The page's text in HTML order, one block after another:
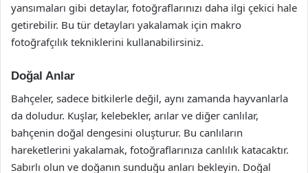
yansımaları gibi detaylar, fotoğraflarınızı daha ilgi çekici hale
getirebilir. Bu tür detayları yakalamak için makro
fotoğrafçılık tekniklerini kullanabilirsiniz.
Doğal Anlar
Bahçeler, sadece bitkilerle değil, aynı zamanda hayvanlarla
da doludur. Kuşlar, kelebekler, arılar ve diğer canlılar,
bahçenin doğal dengesini oluşturur. Bu canlıların
hareketlerini yakalamak, fotoğraflarınıza canlılık katacaktır.
Sabırlı olun ve doğanın sunduğu anları bekleyin. Doğal